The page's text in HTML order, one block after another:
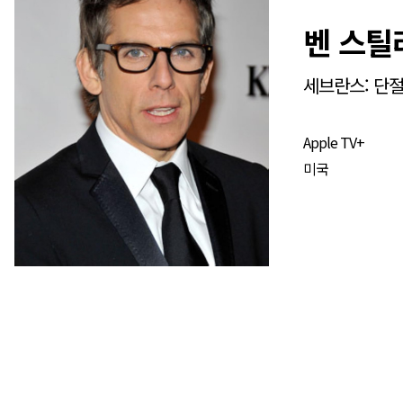
벤 스틸
세브란스: 단
Apple TV+
미국